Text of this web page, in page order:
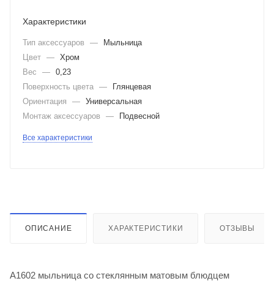
Характеристики
Тип аксессуаров —
Мыльница
Цвет — Хром
Вес
— 0,23
Поверхность цвета —
Глянцевая
Ориентация
— Универсальная
Монтаж аксессуаров
— Подвесной
Все характеристики
ОПИСАНИЕ ХАРАКТЕРИСТИКИ ОТЗЫВЫ
A1602 мыльница со стеклянным матовым блюдцем